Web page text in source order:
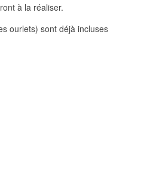
à la réaliser.
ourlets) sont déjà incluses